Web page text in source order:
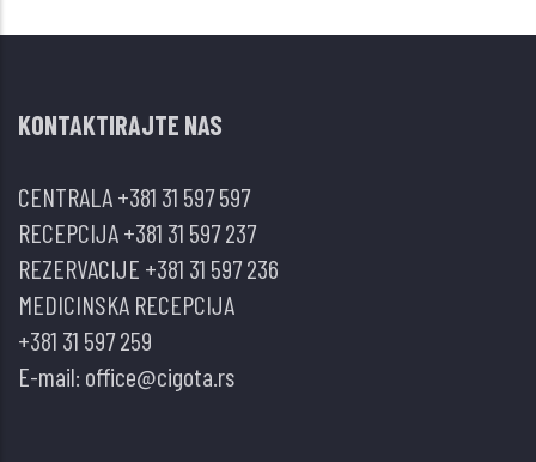
KONTAKTIRAJTE NAS
CENTRALA+381 31 597 597
RECEPCIJA+381 31 597 237
REZERVACIJE +381 31 597 236
MEDICINSKA RECEPCIJA
+381 31 597 259
E-mail: office@cigota.rs